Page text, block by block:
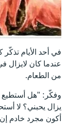
في أحد الأيام تذكّر
عندما كان لايزال
من الطعام.
وفكّر: "هل أستطيع
يزال يحبني؟ لا
أكون مجرد خادم